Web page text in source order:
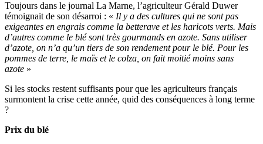
Toujours dans le journal La Marne, l’agriculteur Gérald Duwer
témoignait de son désarroi : « Il y a des cultures qui ne sont pas
exigeantes en engrais comme la betterave et les haricots verts. Mais
d’autres comme le blé sont très gourmands en azote. Sans utiliser
d’azote, on n’a qu’un tiers de son rendement pour le blé. Pour les
pommes de terre, le maïs et le colza, on fait moitié moins sans
azote »
Si les stocks restent suffisants pour que les agriculteurs français
surmontent la crise cette année, quid des conséquences à long terme
?
Prix du blé